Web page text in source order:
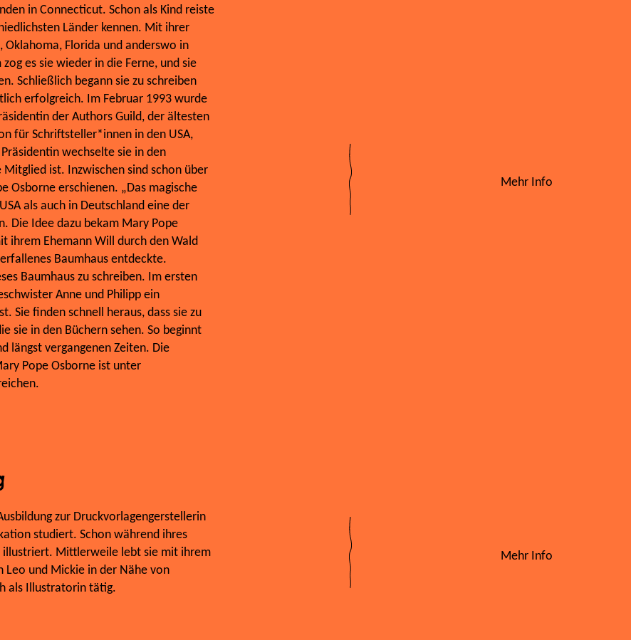
in Connecticut. Schon als Kind reiste
Länder kennen. Mit ihrer
Oklahoma, Florida und anderswo in
es sie wieder in die Ferne, und sie
Schließlich begann sie zu schreiben
erfolgreich. Im Februar 1993 wurde
der Authors Guild, der ältesten
für Schriftsteller*innen in den USA,
wechselte sie in den
ist. Inzwischen sind schon über
Osborne erschienen. „Das magische
als auch in Deutschland eine der
Die Idee dazu bekam Mary Pope
ihrem Ehemann Will durch den Wald
Baumhaus entdeckte.
Baumhaus zu schreiben. Im ersten
Anne und Philipp ein
Sie finden schnell heraus, dass sie zu
sie in den Büchern sehen. So beginnt
längst vergangenen Zeiten. Die
Pope Osborne ist unter
Mehr Info
zur Druckvorlagengerstellerin
studiert. Schon während ihres
illustriert. Mittlerweile lebt sie mit ihrem
Leo und Mickie in der Nähe von
als Illustratorin tätig.
Mehr Info